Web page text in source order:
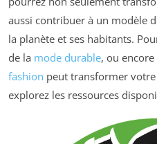
aussi contribuer à un modèle
la planète et ses habitants.
de la mode durable, ou
fashion peut transformer
explorez les ressources